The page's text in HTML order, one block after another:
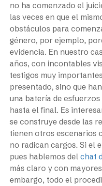
no ha comenzado el
las veces en que el
obstáculos para
género, por ejemplo,
evidencia. En nuestro
años, con incontables
testigos muy
presentado, sino que
una batería de
hasta el final. Es
se construye desde las
tienen otros escenarios
no radican cargos. Si el
pues hablemos del chat
más claro y con
embargo, todo el